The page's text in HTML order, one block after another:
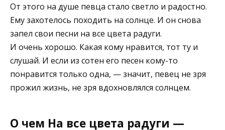
От этого на душе певца стало светло и радостно.
Ему захотелось походить на солнце. И он снова
запел свои песни на все цвета радуги.
И очень хорошо. Какая кому нравится, тот ту и
слушай. И если из сотен его песен кому-то
понравится только одна, — значит, певец не зря
прожил жизнь, не зря вдохновлялся солнцем.
О чем На все цвета радуги —